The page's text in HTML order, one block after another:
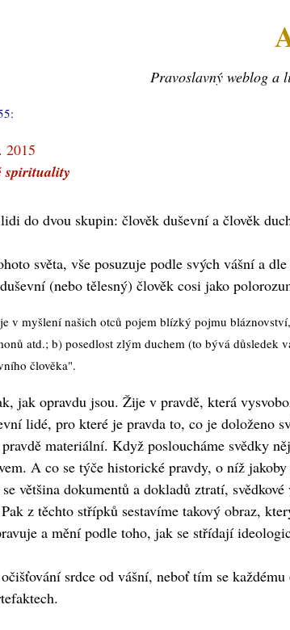
Pravoslavný weblog a
2015
spirituality
do dvou skupin: člověk duševní a člověk
světa, vše posuzuje podle svých vášní a
(nebo tělesný) člověk cosi jako
v myšlení našich otců pojem blízký pojmu
atd.; b) posedlost zlým duchem (to bývá
člověka".
jak opravdu jsou. Žije v pravdě, která
lidé, pro které je pravda to, co je doloženo
materiální. Když posloucháme svědky
A co se týče historické pravdy, o níž
většina dokumentů a dokladů ztratí,
z těchto střípků sestavíme takový obraz,
a mění podle toho, jak se střídají
srdce od vášní, neboť tím se